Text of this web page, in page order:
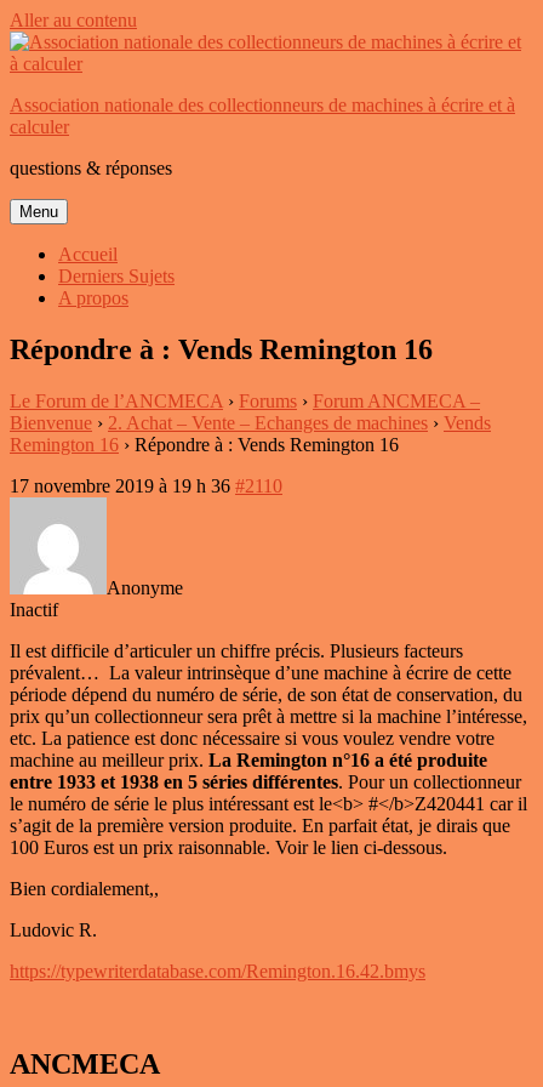
Aller au contenu
Association nationale des collectionneurs de machines à écrire et à
calculer
questions & réponses
Menu
Accueil
Derniers Sujets
A propos
Répondre à : Vends Remington 16
Le Forum de l’ANCMECA › Forums › Forum ANCMECA –
Bienvenue › 2. Achat – Vente – Echanges de machines › Vends
Remington 16 › Répondre à : Vends Remington 16
17 novembre 2019 à 19 h 36 #2110
Anonyme
Inactif
Il est difficile d’articuler un chiffre précis. Plusieurs facteurs
prévalent… La valeur intrinsèque d’une machine à écrire de cette
période dépend du numéro de série, de son état de conservation, du
prix qu’un collectionneur sera prêt à mettre si la machine l’intéresse,
etc. La patience est donc nécessaire si vous voulez vendre votre
machine au meilleur prix. La Remington n°16 a été produite
entre 1933 et 1938 en 5 séries différentes. Pour un collectionneur
le numéro de série le plus intéressant est le<b> #</b>Z420441 car il
s’agit de la première version produite. En parfait état, je dirais que
100 Euros est un prix raisonnable. Voir le lien ci-dessous.
Bien cordialement,,
Ludovic R.
https://typewriterdatabase.com/Remington.16.42.bmys
ANCMECA